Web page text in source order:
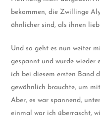
bekommen, die Zwillinge
ähnlicher sind, als ihnen
Und so geht es nun weiter
gespannt und wurde wieder
ich bei diesem ersten Band
gewöhnlich brauchte, um
Aber, es war spannend,
einmal war ich überrascht,